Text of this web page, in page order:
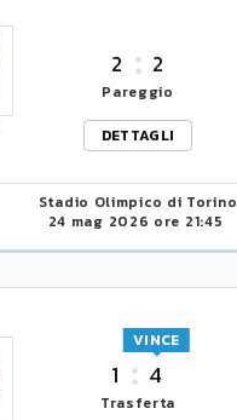
2 2
Pareggio
DETTAGLI
Stadio Olimpico di Torino
24 mag 2026 ore 21:45
1 4
VINCE
Trasferta